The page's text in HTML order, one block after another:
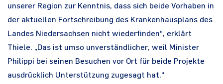
unserer Region zur Kenntnis, dass sich beide Vorhaben in
der aktuellen Fortschreibung des Krankenhausplans des
Landes Niedersachsen nicht wiederfinden“, erklärt
Thiele. „Das ist umso unverständlicher, weil Minister
Philippi bei seinen Besuchen vor Ort für beide Projekte
ausdrücklich Unterstützung zugesagt hat.“